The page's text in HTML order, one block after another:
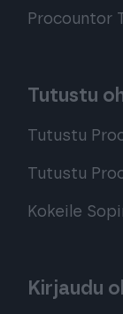
Procountor
Tutustu
Tutustu
Tutustu
Kokeile
Kirjaudu